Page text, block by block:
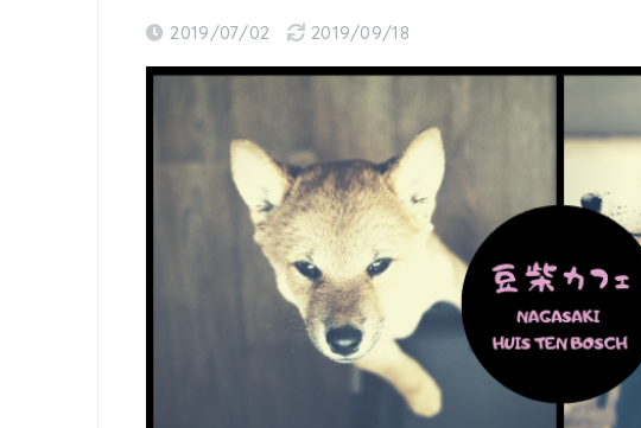
2019/07/02 2019/09/18